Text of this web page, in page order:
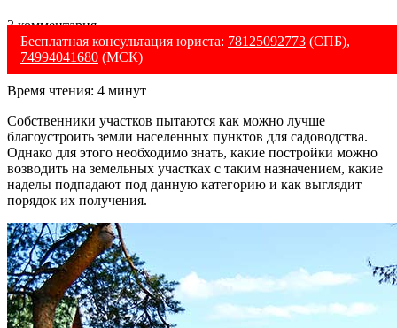
3 комментария
Бесплатная консультация юриста: 78125092773 (СПБ),
74994041680 (МСК)
Время чтения: 4 минут
Собственники участков пытаются как можно лучше
благоустроить земли населенных пунктов для садоводства.
Однако для этого необходимо знать, какие постройки можно
возводить на земельных участках с таким назначением, какие
наделы подпадают под данную категорию и как выглядит
порядок их получения.